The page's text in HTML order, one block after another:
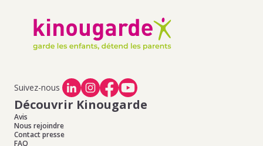
Suivez-nous
Découvrir Kinougarde
Avis
Nous rejoindre
Contact presse
FAQ